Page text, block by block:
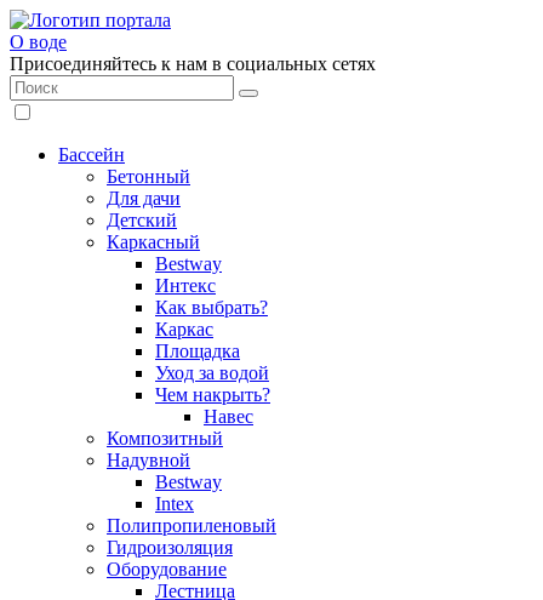
О воде
Присоединяйтесь к нам в социальных сетях
Бассейн
Бетонный
Для дачи
Детский
Каркасный
Bestway
Интекс
Как выбрать?
Каркас
Площадка
Уход за водой
Чем накрыть?
Навес
Композитный
Надувной
Bestway
Intex
Полипропиленовый
Гидроизоляция
Оборудование
Лестница